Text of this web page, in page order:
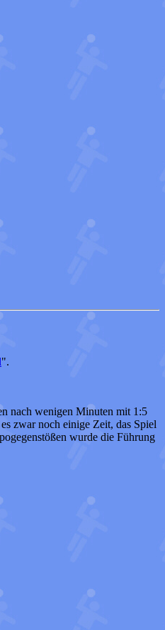
".
nach wenigen Minuten mit 1:5
zwar noch einige Zeit, das Spiel
wurde die Führung